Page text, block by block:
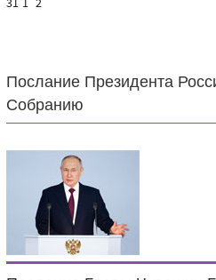
31 1 2
Послание Президента
Собранию